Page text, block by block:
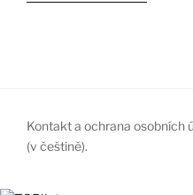
Kontakt a ochrana osobních
(v češtině).